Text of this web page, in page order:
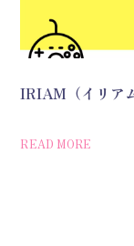
IRIAM（イリア
READ MORE